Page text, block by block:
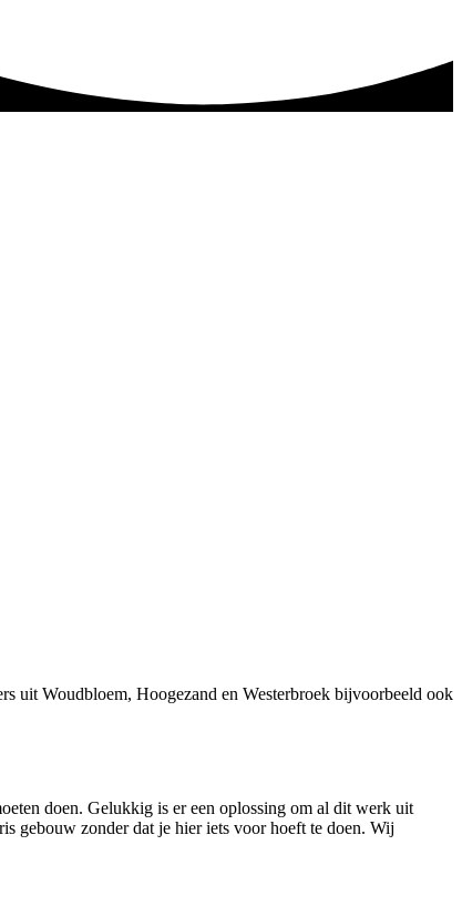
uit Woudbloem, Hoogezand en Westerbroek bijvoorbeeld ook
doen. Gelukkig is er een oplossing om al dit werk uit
gebouw zonder dat je hier iets voor hoeft te doen. Wij